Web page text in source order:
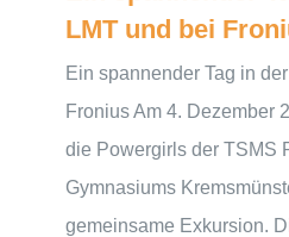
LMT und bei
Ein spannender Tag in
Fronius Am 4. Dezember
die Powergirls der TSMS
Gymnasiums
gemeinsame Exkursion.